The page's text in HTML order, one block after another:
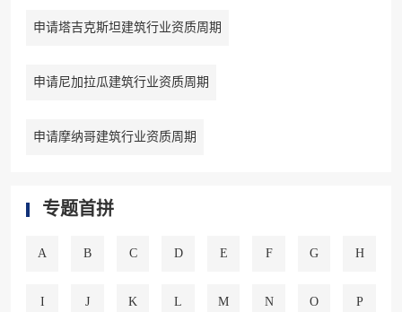
申请塔吉克斯坦建筑行业资质周期
申请尼加拉瓜建筑行业资质周期
申请摩纳哥建筑行业资质周期
专题首拼
A B C D E F G H
I J K L M N O P